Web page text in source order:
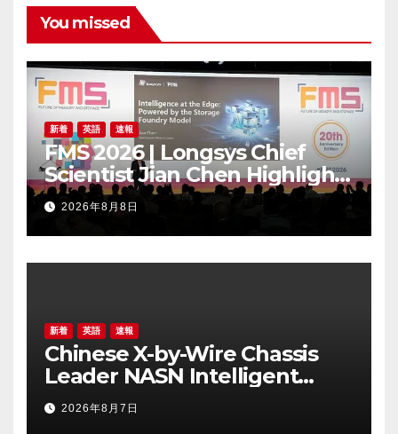
You missed
新着 英語 速報
FMS 2026 | Longsys Chief
Scientist Jian Chen Highlights
the Storage Foundry Model
for Edge AI
2026年8月8日
新着 英語 速報
Chinese X-by-Wire Chassis
Leader NASN Intelligent
Tech Lists on Hong Kong
Stock Exchange
2026年8月7日